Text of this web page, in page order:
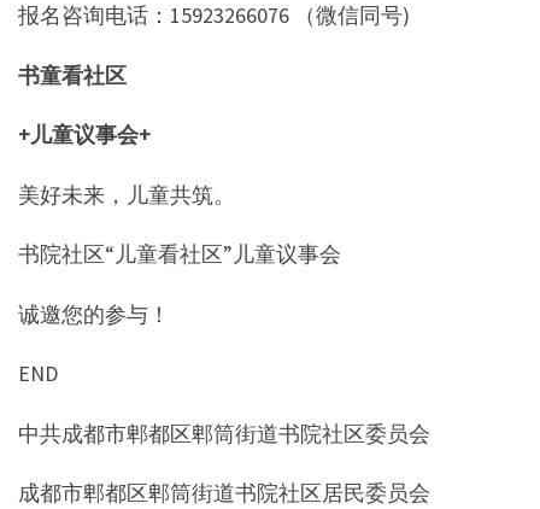
报名咨询电话：15923266076 （微信同号)
书童看社区
+儿童议事会+
美好未来，儿童共筑。
书院社区“儿童看社区”儿童议事会
诚邀您的参与！
END
中共成都市郫都区郫筒街道书院社区委员会
成都市郫都区郫筒街道书院社区居民委员会